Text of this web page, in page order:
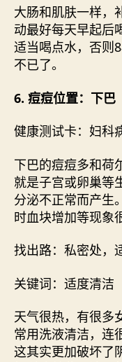
大肠和肌肤一样，
动最好每天早起后
适当喝点水，否则
不已了。
6. 痘痘位置：下巴
健康测试卡：妇科
下巴的痘痘多和荷
就是子宫或卵巢等
分泌不正常而产生
时血块增加等现象
找出路：私密处，
关键词：适度清洁
天气很热，有很多
常用洗液清洁，连
这其实更加破坏了